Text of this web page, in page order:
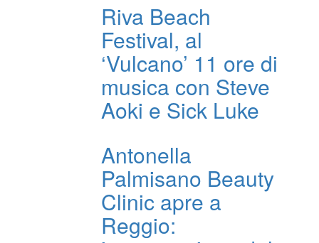
Riva Beach
Festival, al
‘Vulcano’ 11 ore di
musica con Steve
Aoki e Sick Luke
Antonella
Palmisano Beauty
Clinic apre a
Reggio: